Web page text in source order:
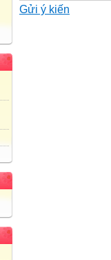
• Task 1: Listen
Gửi ý kiến